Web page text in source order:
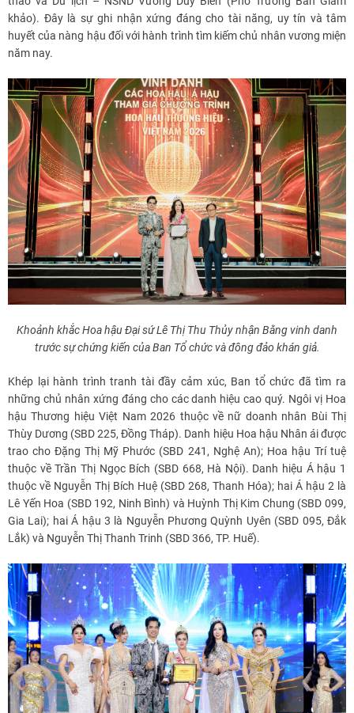
khảo). Đây là sự ghi nhận xứng đáng cho tài năng, uy tín và tâm
huyết của nàng hậu đối với hành trình tìm kiếm chủ nhân vương miện
năm nay.
Khoảnh khắc Hoa hậu Đại sứ Lê Thị Thu Thủy nhận Bằng vinh danh
trước sự chứng kiến của Ban Tổ chức và đông đảo khán giả.
Khép lại hành trình tranh tài đầy cảm xúc, Ban tổ chức đã tìm ra
những chủ nhân xứng đáng cho các danh hiệu cao quý. Ngôi vị Hoa
hậu Thương hiệu Việt Nam 2026 thuộc về nữ doanh nhân Bùi Thị
Thùy Dương (SBD 225, Đồng Tháp). Danh hiệu Hoa hậu Nhân ái được
trao cho Đặng Thị Mỹ Phước (SBD 241, Nghệ An); Hoa hậu Trí tuệ
thuộc về Trần Thị Ngọc Bích (SBD 668, Hà Nội). Danh hiệu Á hậu 1
thuộc về Nguyễn Thị Bích Huệ (SBD 268, Thanh Hóa); hai Á hậu 2 là
Lê Yến Hoa (SBD 192, Ninh Bình) và Huỳnh Thị Kim Chung (SBD 099,
Gia Lai); hai Á hậu 3 là Nguyễn Phương Quỳnh Uyên (SBD 095, Đắk
Lắk) và Nguyễn Thị Thanh Trinh (SBD 366, TP. Huế).